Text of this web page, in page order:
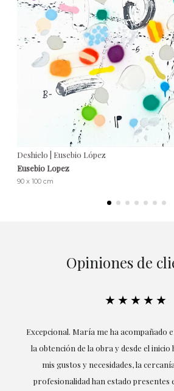
Deshielo | Eusebio López
Eusebio Lopez
90 x 100 cm
Opiniones de
★★★★★
Excepcional. María me ha acompañado
la obtención de la obra y desde el
mis gustos y necesidades, la
profesionalidad han estado presentes